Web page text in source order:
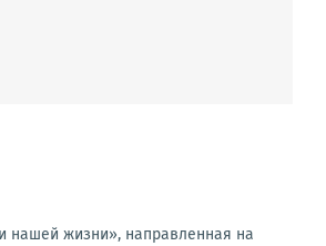
нашей жизни», направленная на